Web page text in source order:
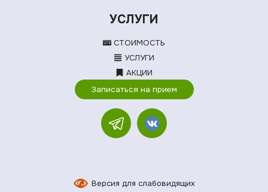
УСЛУГИ
СТОИМОСТЬ
УСЛУГИ
АКЦИИ
Записаться на прием
Версия для слабовидящих